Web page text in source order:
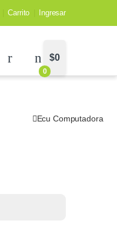
Carrito Ingresar
0
$0
Ecu Computadora